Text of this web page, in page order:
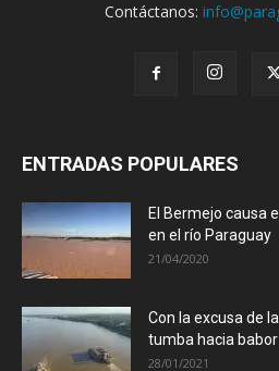
Contáctanos:
ENTRADAS POPULARES
El Bermejo causa
en el río Paraguay
21/04/2020
Con la excusa de
tumba hacia babor
28/01/2021